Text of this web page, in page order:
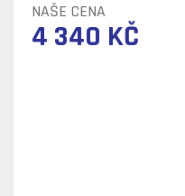
NAŠE CENA
4 340 KČ